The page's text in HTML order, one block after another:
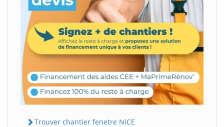
Trouver chantier fenetre NiCE